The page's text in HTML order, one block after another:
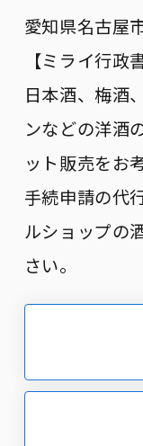
愛知県名古屋
【ミライ行政
日本酒、梅酒
ンなどの洋酒
ット販売をお
手続申請の代
ルショップの
さい。